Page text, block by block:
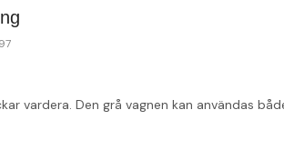
vardera. Den grå vagnen kan användas